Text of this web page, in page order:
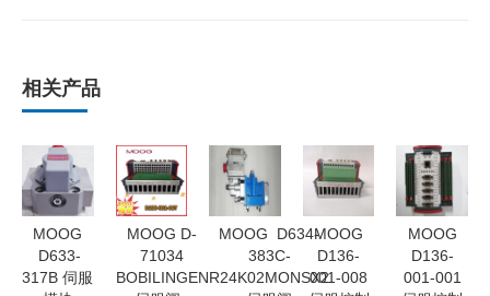
相关产品
MOOG
D633-
317B 伺服
MOOG D-
71034
BOBILINGEN
MOOG D634-
383C-
R24K02MONSX2
MOOG
D136-
001-008
MOOG
D136-
001-001